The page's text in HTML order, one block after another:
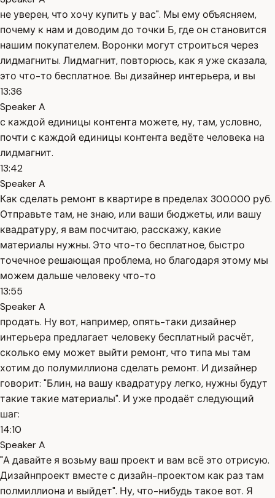
не уверен, что хочу купить у вас". Мы ему объясняем,
почему к нам и доводим до точки Б, где он становится
нашим покупателем. Воронки могут строиться через
лидмагниты. Лидмагнит, повторюсь, как я уже сказала,
это что-то бесплатное. Вы дизайнер интерьера, и вы
13:36
Speaker A
с каждой единицы контента можете, ну, там, условно,
почти с каждой единицы контента ведёте человека на
лидмагнит.
13:42
Speaker A
Как сделать ремонт в квартире в пределах 300.000 руб.
Отправьте там, не знаю, или ваши бюджеты, или вашу
квадратуру, я вам посчитаю, расскажу, какие
материалы нужны. Это что-то бесплатное, быстро
точечное решающая проблема, но благодаря этому мы
можем дальше человеку что-то
13:55
Speaker A
продать. Ну вот, например, опять-таки дизайнер
интерьера предлагает человеку бесплатный расчёт,
сколько ему может выйти ремонт, что типа мы там
хотим до полумиллиона сделать ремонт. И дизайнер
говорит: "Блин, на вашу квадратуру легко, нужны будут
такие такие материалы". И уже продаёт следующий
шаг:
14:10
Speaker A
"А давайте я возьму ваш проект и вам всё это отрисую.
Дизайнпроект вместе с дизайн-проектом как раз там
полмиллиона и выйдет". Ну, что-нибудь такое вот. Я